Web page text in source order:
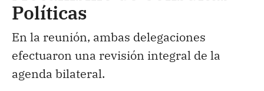
Políticas
En la reunión, ambas delegaciones
efectuaron una revisión integral de la
agenda bilateral.